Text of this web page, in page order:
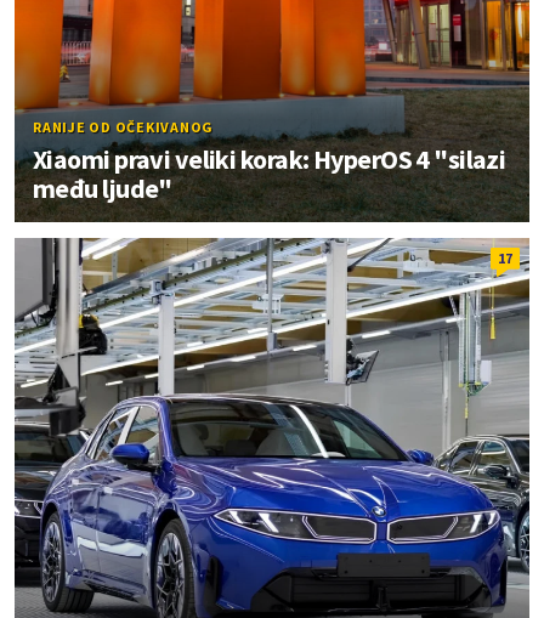
RANIJE OD OČEKIVANOG
Xiaomi pravi veliki korak: HyperOS 4 "silazi
među ljude"
17